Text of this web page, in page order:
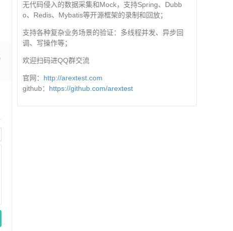
无代码侵入的数据采集和Mock，支持Spring、Dubb
o、Redis、Mybatis等开源框架的录制和回放；
支持各种复杂业务场景的验证：多线程并发、异步回
调、写操作等；
欢迎扫码进QQ群交流
官网： http://arextest.com
github： https://github.com/arextest